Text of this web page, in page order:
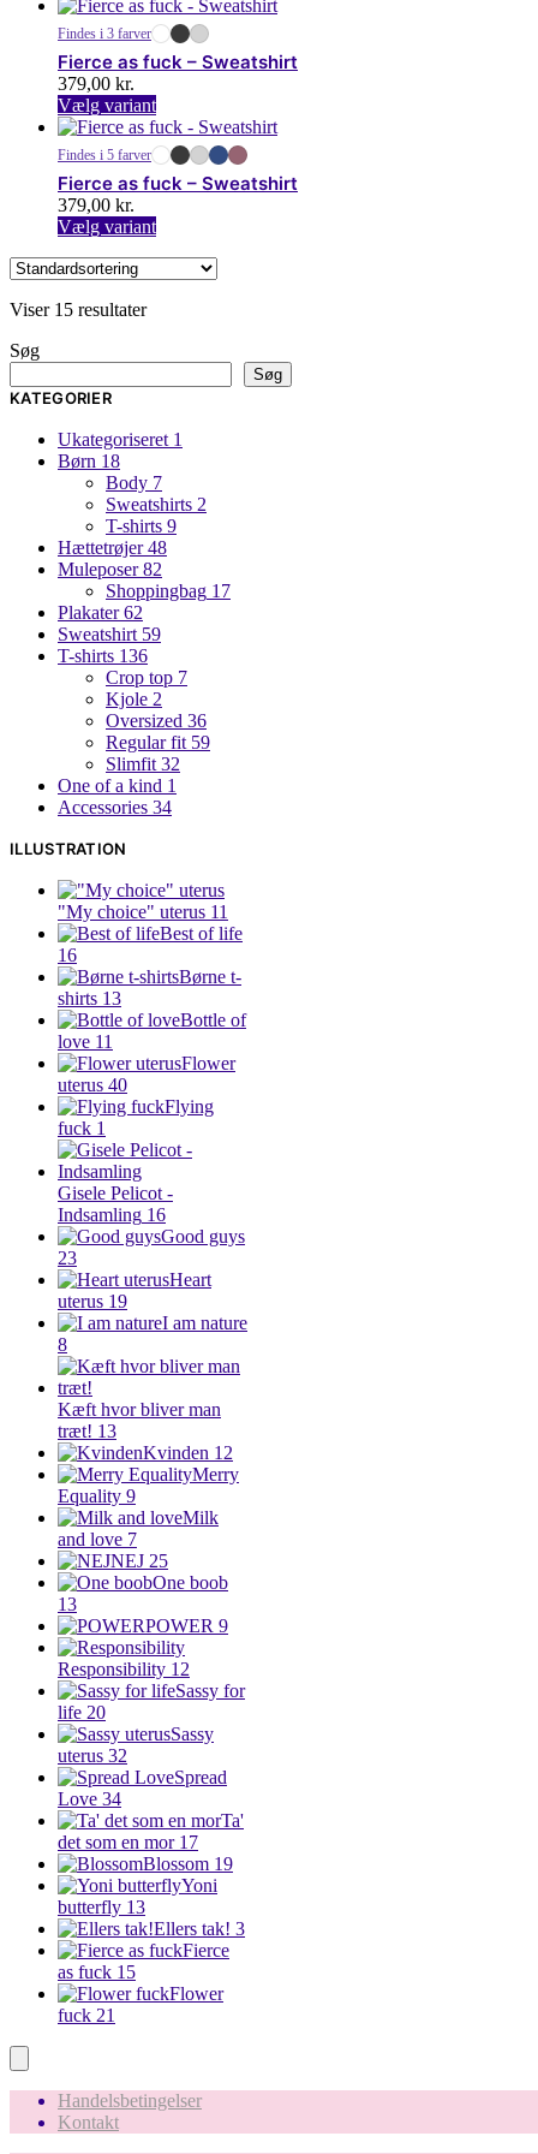
vælges
på
varesiden
vare
har
flere
varianter.
Mulighederne
kan
vælges
på
varesiden
Findes i 3 farver
Fierce as fuck – Sweatshirt
379,00 kr.
Vælg variantDette
vare
har
flere
varianter.
Mulighederne
kan
vælges
på
Findes i 5 farver
Fierce as fuck – Sweatshirt
379,00 kr.
Vælg variantDette
Viser 15 resultater
Søg
Søg
KATEGORIER
Ukategoriseret 1
Børn 18
Body 7
Sweatshirts 2
T-shirts 9
Hættetrøjer 48
Muleposer 82
Shoppingbag 17
Plakater 62
Sweatshirt 59
T-shirts 136
Crop top 7
Kjole 2
Oversized 36
Regular fit 59
Slimfit 32
One of a kind 1
Accessories 34
ILLUSTRATION
"My choice" uterus 11
Best of life
16
Børne t-
shirts 13
Bottle of
love 11
Flower
uterus 40
Flying
fuck 1
Gisele Pelicot -
Indsamling 16
Good guys
23
Heart
uterus 19
I am nature
8
Kæft hvor bliver man
træt! 13
Kvinden 12
Merry
Equality 9
Milk
and love 7
NEJ 25
One boob
13
POWER 9
Responsibility 12
Sassy for
life 20
Sassy
uterus 32
Spread
Love 34
Ta'
det som en mor 17
Blossom 19
Yoni
butterfly 13
Ellers tak! 3
Fierce
as fuck 15
Flower
fuck 21
Handelsbetingelser
Kontakt